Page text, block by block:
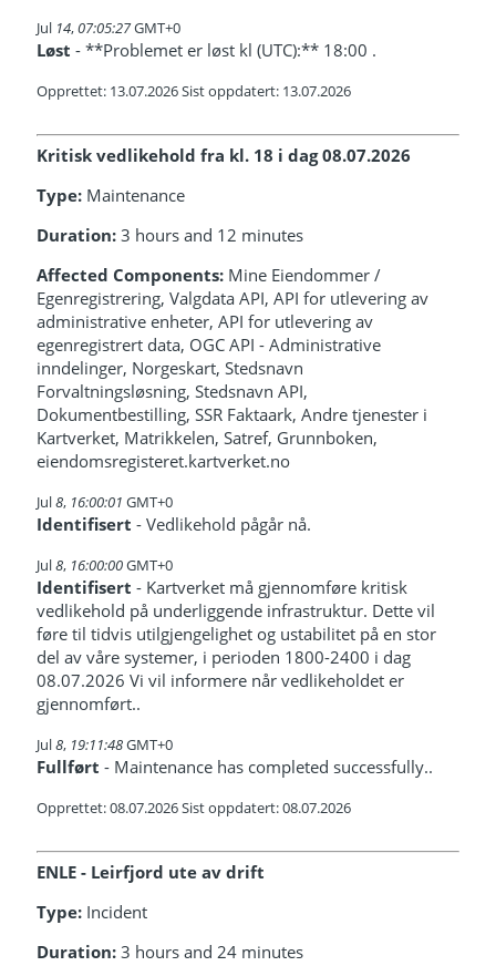
Jul 14,07:05:27GMT+0
Løst - **Problemet er løst kl (UTC):** 18:00 .
Opprettet: 13.07.2026 Sist oppdatert: 13.07.2026
Kritisk vedlikehold fra kl. 18 i dag 08.07.2026
Type: Maintenance
Duration: 3 hours and 12 minutes
Affected Components: Mine Eiendommer /
Egenregistrering, Valgdata API, API for utlevering av
administrative enheter, API for utlevering av
egenregistrert data, OGC API - Administrative
inndelinger, Norgeskart, Stedsnavn
Forvaltningsløsning, Stedsnavn API,
Dokumentbestilling, SSR Faktaark, Andre tjenester i
Kartverket, Matrikkelen, Satref, Grunnboken,
eiendomsregisteret.kartverket.no
Jul8, 16:00:01 GMT+0
Identifisert - Vedlikehold pågår nå.
Jul8, 16:00:00GMT+0
Identifisert - Kartverket må gjennomføre kritisk
vedlikehold på underliggende infrastruktur. Dette vil
føre til tidvis utilgjengelighet og ustabilitet på en stor
del av våre systemer, i perioden 1800-2400 i dag
08.07.2026 Vi vil informere når vedlikeholdet er
gjennomført..
Jul8, 19:11:48GMT+0
Fullført - Maintenance has completed successfully..
Opprettet: 08.07.2026 Sist oppdatert: 08.07.2026
ENLE - Leirfjord ute av drift
Type: Incident
Duration: 3 hours and 24 minutes